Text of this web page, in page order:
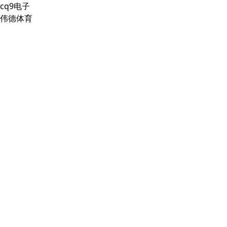
cq9电子
伟德体育